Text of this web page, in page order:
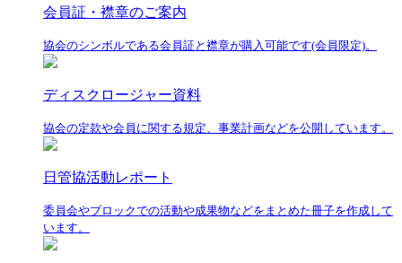
会員証・襟章のご案内
協会のシンボルである会員証と襟章が購入可能です(会員限定)。
ディスクロージャー資料
協会の定款や会員に関する規定、事業計画などを公開しています。
日管協活動レポート
委員会やブロックでの活動や成果物などをまとめた冊子を作成して
います。